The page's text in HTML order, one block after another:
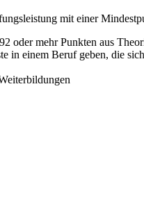
mit einer
oder mehr Punkten aus
in einem Beruf geben, die